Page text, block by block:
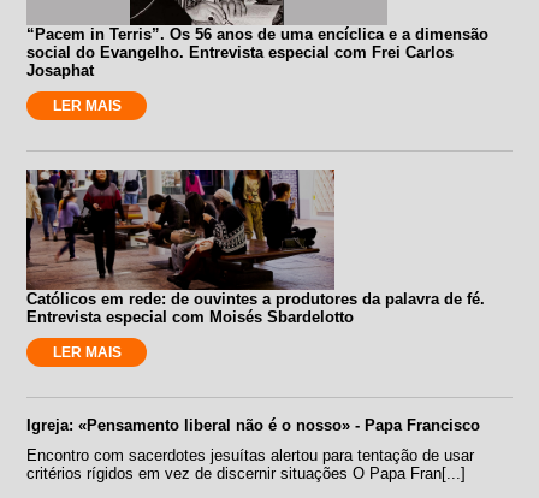
“Pacem in Terris”. Os 56 anos de uma encíclica e a dimensão
social do Evangelho. Entrevista especial com Frei Carlos
Josaphat
LER MAIS
Católicos em rede: de ouvintes a produtores da palavra de fé.
Entrevista especial com Moisés Sbardelotto
LER MAIS
Igreja: «Pensamento liberal não é o nosso» - Papa Francisco
Encontro com sacerdotes jesuítas alertou para tentação de usar
critérios rígidos em vez de discernir situações O Papa Fran[...]